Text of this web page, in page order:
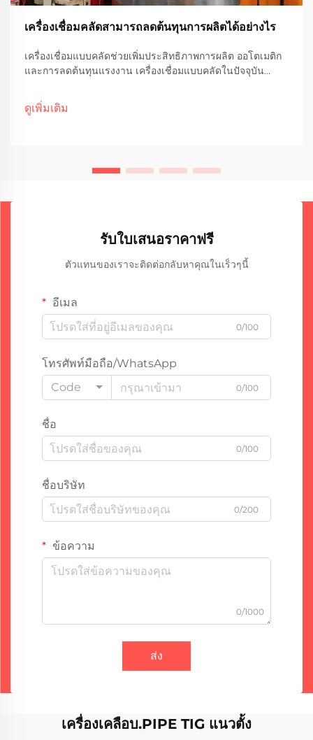
เครื่องเชื่อมคลัดสามารถลดต้นทุนการผลิตได้อย่างไร
เครื่องเชื่อมแบบคลัดช่วยเพิ่มประสิทธิภาพการผลิต ออโตเมติก
และการลดต้นทุนแรงงาน เครื่องเชื่อมแบบคลัดในปัจจุบัน
ต้องการแรงงานน้อยลงในการเฝ้าดูเครื่องตลอดทั้งวัน ช่วย
ประหยัดค่าใช้จ่าย...
ดูเพิ่มเติม
รับใบเสนอราคาฟรี
ตัวแทนของเราจะติดต่อกลับหาคุณในเร็วๆนี้
อีเมล
0/100
โทรศัพท์มือถือ/WhatsApp
Code
0/100
ชื่อ
0/100
ชื่อบริษัท
0/200
ข้อความ
0/1000
ส่ง
เครื่องเคลือบ.PIPE TIG แนวตั้ง